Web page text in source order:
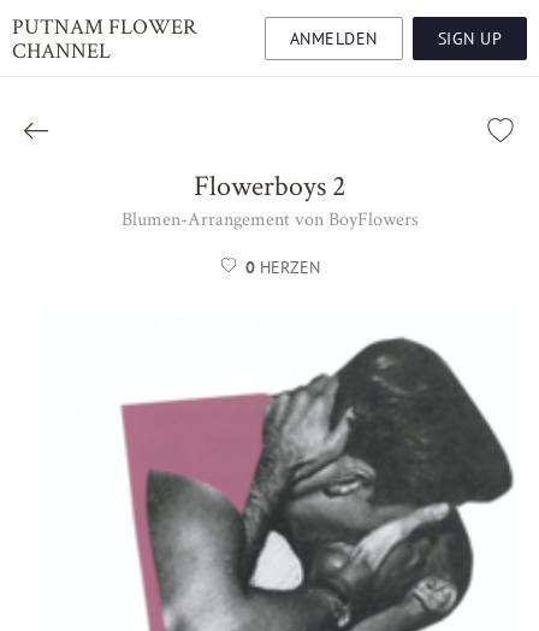
PUTNAM FLOWER
CHANNEL
ANMELDEN SIGN UP
Flowerboys 2
Blumen-Arrangement von BoyFlowers
0HERZEN